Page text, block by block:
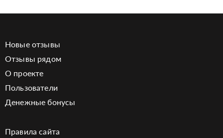
Новые отзывы
Отзывы рядом
О проекте
Пользователи
Денежные бонусы
Правила сайта